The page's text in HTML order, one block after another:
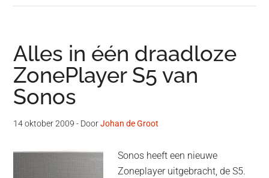
Alles in één draadloze
ZonePlayer S5 van
Sonos
14 oktober 2009 - DoorJohan de Groot
Sonos heeft een nieuwe
Zoneplayer uitgebracht, de S5.